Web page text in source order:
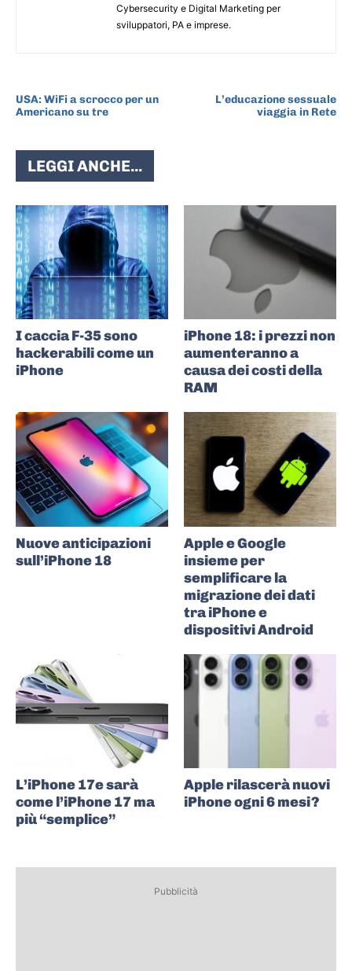
Cybersecurity e Digital Marketing per
sviluppatori, PA e imprese.
USA: WiFi a scrocco per un
Americano su tre
L’educazione sessuale
viaggia in Rete
LEGGI ANCHE...
I caccia F-35 sono
hackerabili come un
iPhone
iPhone 18: i prezzi non
aumenteranno a
causa dei costi della
RAM
Nuove anticipazioni
sull’iPhone 18
Apple e Google
insieme per
semplificare la
migrazione dei dati
tra iPhone e
dispositivi Android
L’iPhone 17e sarà
come l’iPhone 17 ma
più “semplice”
Apple rilascerà nuovi
iPhone ogni 6 mesi?
Pubblicità